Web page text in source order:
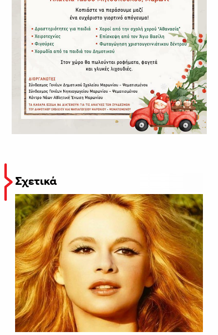
Σχετικά